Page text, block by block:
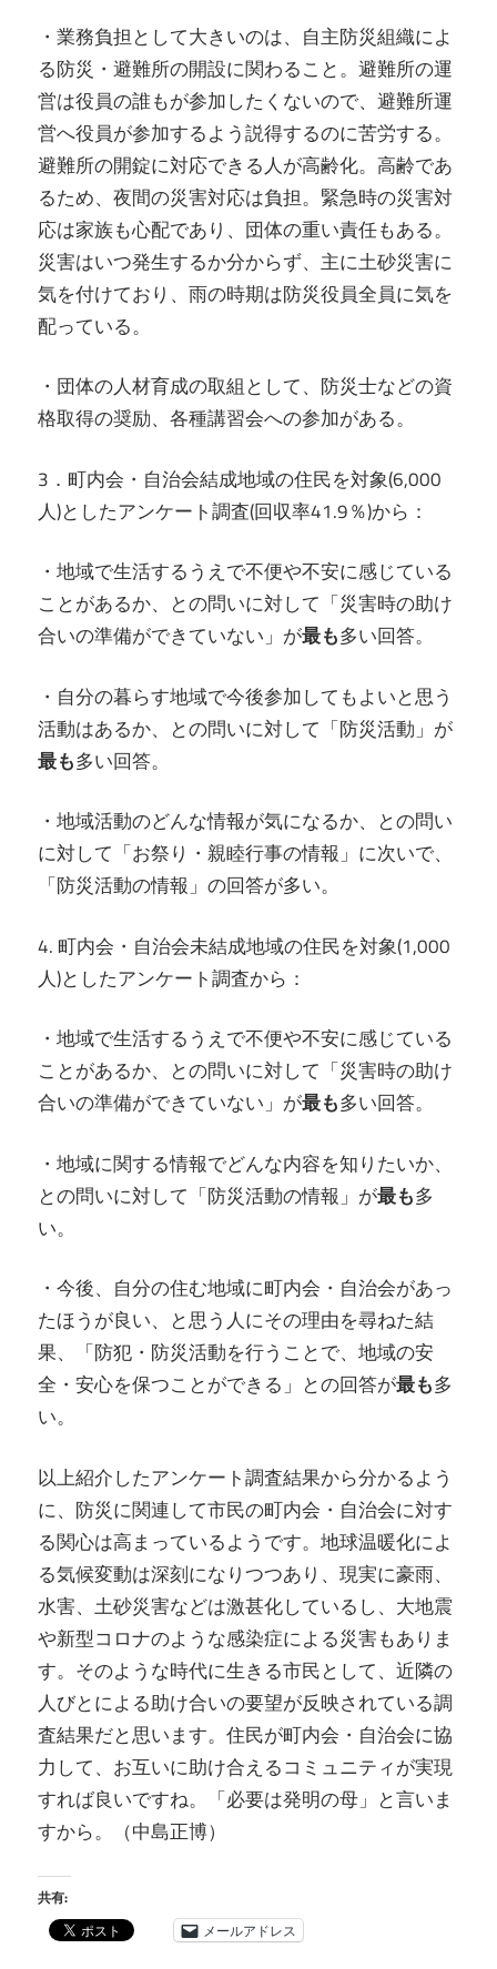
・業務負担として大きいのは、自主防災組織によ
る防災・避難所の開設に関わること。避難所の運
営は役員の誰もが参加したくないので、避難所運
営へ役員が参加するよう説得するのに苦労する。
避難所の開錠に対応できる人が高齢化。高齢であ
るため、夜間の災害対応は負担。緊急時の災害対
応は家族も心配であり、団体の重い責任もある。
災害はいつ発生するか分からず、主に土砂災害に
気を付けており、雨の時期は防災役員全員に気を
配っている。
・団体の人材育成の取組として、防災士などの資
格取得の奨励、各種講習会への参加がある。
3．町内会・自治会結成地域の住民を対象(6,000
人)としたアンケート調査(回収率41.9％)から：
・地域で生活するうえで不便や不安に感じている
ことがあるか、との問いに対して「災害時の助け
合いの準備ができていない」が最も多い回答。
・自分の暮らす地域で今後参加してもよいと思う
活動はあるか、との問いに対して「防災活動」が
最も多い回答。
・地域活動のどんな情報が気になるか、との問い
に対して「お祭り・親睦行事の情報」に次いで、
「防災活動の情報」の回答が多い。
4. 町内会・自治会未結成地域の住民を対象(1,000
人)としたアンケート調査から：
・地域で生活するうえで不便や不安に感じている
ことがあるか、との問いに対して「災害時の助け
合いの準備ができていない」が最も多い回答。
・地域に関する情報でどんな内容を知りたいか、
との問いに対して「防災活動の情報」が最も多
い。
・今後、自分の住む地域に町内会・自治会があっ
たほうが良い、と思う人にその理由を尋ねた結
果、「防犯・防災活動を行うことで、地域の安
全・安心を保つことができる」との回答が最も多
い。
以上紹介したアンケート調査結果から分かるよう
に、防災に関連して市民の町内会・自治会に対す
る関心は高まっているようです。地球温暖化によ
る気候変動は深刻になりつつあり、現実に豪雨、
水害、土砂災害などは激甚化しているし、大地震
や新型コロナのような感染症による災害もありま
す。そのような時代に生きる市民として、近隣の
人びとによる助け合いの要望が反映されている調
査結果だと思います。住民が町内会・自治会に協
力して、お互いに助け合えるコミュニティが実現
すれば良いですね。「必要は発明の母」と言いま
すから。（中島正博）
共有:
メールアドレス